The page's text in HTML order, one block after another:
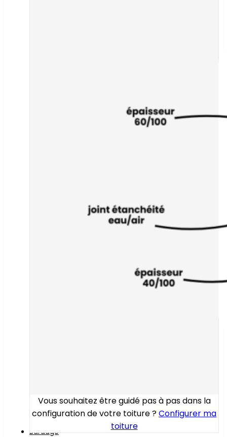
Vous souhaitez être guidé pas à pas dans la
configuration de votre toiture ?Configurer ma
toiture
Bardage